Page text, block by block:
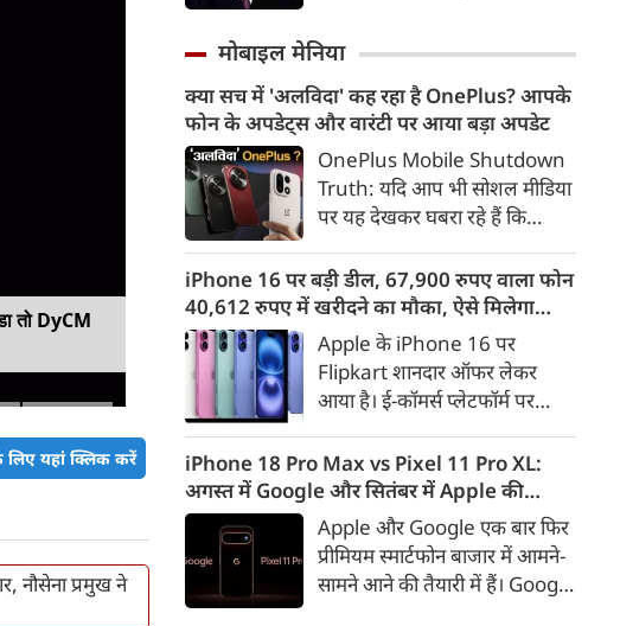
तो DyCM
यहां क्लिक करें
नौसेना प्रमुख ने
उनका मिलिट्री हेलिकॉप्टर और एक
पहुंच गए। इसके बाद सवाल उठने
लगे कि क्या आसमान में कोई बड़ा
हादसा होने से बाल-बाल टल गया?
अब अमेरिकी एजेंसियां पूरे मामले की
जांच कर रही हैं। यह पता लगाया जा
क्यों हुई?
मोबाइल मेनिया
क्या सच में 'अलविदा' कह रहा है OnePlus? आपके
फोन के अपडेट्स और वारंटी पर आया बड़ा अपडेट
OnePlus Mobile Shutdown
Truth: यदि आप भी सोशल मीडिया
पर यह देखकर घबरा रहे हैं कि
तो थोड़ा ठहरिए! टेक वर्ल्ड में किसी
समय 'फ्लैगशिप किलर' के नाम से
मशहूर इस ब्रांड को लेकर इंटरनेट पर
लगातार कयासबाजी का दौर जारी है।
iPhone 16 पर बड़ी डील, 67,900 रुपए वाला फोन
40,612 रुपए में खरीदने का मौका, ऐसे मिलेगा
डिस्काउंट
Apple के iPhone 16 पर
Flipkart शानदार ऑफर लेकर
आया है। ई-कॉमर्स प्लेटफॉर्म पर
कीमत सीधे डिस्काउंट के बाद
67,900 रुपए हो गई है। वहीं, अगर
ग्राहक एक्सचेंज ऑफर और चुनिंदा
बैंक कार्ड के डिस्काउंट का फायदा
उठाते हैं, तो इस फोन को प्रभावी तौर
पर सिर्फ 40,612 रुप में खरीदा जा
iPhone 18 Pro Max vs Pixel 11 Pro XL:
अगस्त में Google और सितंबर में Apple की
टक्कर, जानें कौन होगा सबसे दमदार?
Apple और Google एक बार फिर
प्रीमियम स्मार्टफोन बाजार में आमने-
सामने आने की तैयारी में हैं। Google